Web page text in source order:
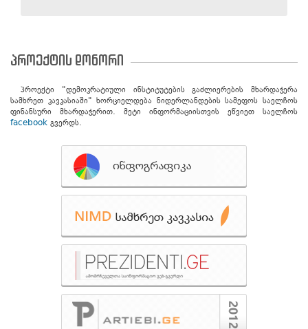
პროექტის დონორი
პროექტი "დემოკრატიული ინსტიტუტების გაძლიერების მხარდაჭერა
სამხრეთ კავკასიაში" ხორციელდება ნიდერლანდების სამეფოს საელჩოს
ფინანსური მხარდაჭერით. მეტი ინფორმაციისთვის ეწვიეთ საელჩოს
facebook გვერდს.